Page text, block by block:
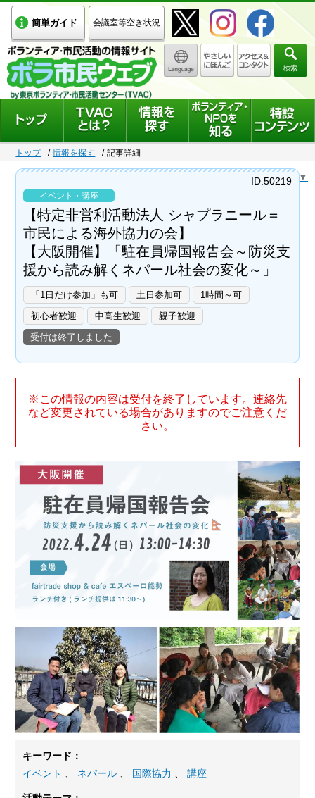
簡単ガイド 会議室等空き状況
検索
トップ 情報を探す 記事詳細
Select Language ▼
イベント・講座
【特定非営利活動法人 シャプラニール＝
市民による海外協力の会】
【大阪開催】「駐在員帰国報告会～防災支
援から読み解くネパール社会の変化～」
「1日だけ参加」も可 土日参加可
1時間～可
初心者歓迎
中高生歓迎
親子歓迎
受付は終了しました
ID:50219
※この情報の内容は受付を終了しています。連絡先
など変更されている場合がありますのでご注意くだ
さい。
キーワード：
イベント
ネパール 国際協力 、講座